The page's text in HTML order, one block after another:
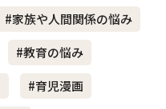
#家族や人間関係の悩み
#教育の悩み
#育児漫画